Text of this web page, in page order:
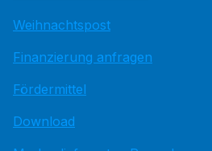
Weihnachtspost
Finanzierung anfragen
Fördermittel
Download